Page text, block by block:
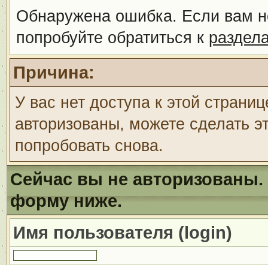
Обнаружена ошибка. Если вам
попробуйте обратиться к
Причина:
У вас нет доступа к этой
авторизованы, можете сделать
попробовать снова.
Сейчас вы не авторизованы.
форму ниже.
Имя пользователя (login)